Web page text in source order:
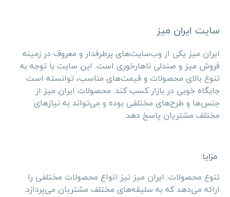
سایت ایران میز
ایران میز یکی از وب‌سایت‌های پرطرفدار و معروف در زمینه
فروش میز و صندلی ناهارخوری است. این سایت با توجه به
تنوع بالای محصولات و قیمت‌های مناسب، توانسته است
جایگاه خوبی در بازار کسب کند. محصولات ایران میز از
جنس‌ها و طرح‌های مختلفی بوده و می‌تواند به نیازهای
مختلف مشتریان پاسخ دهد.
مزایا:
تنوع محصولات: ایران میز نیز انواع محصولات مختلفی را
ارائه می‌دهد که به سلیقه‌های مختلف مشتریان می‌پردازد.